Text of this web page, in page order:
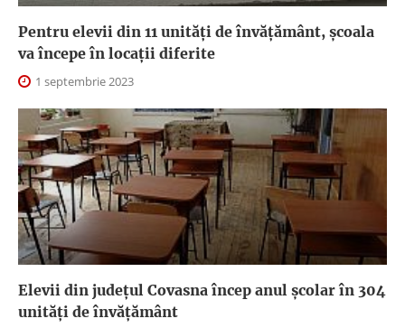
Pentru elevii din 11 unități de învățământ, școala
va începe în locații diferite
1 septembrie 2023
Elevii din județul Covasna încep anul școlar în 304
unități de învățământ